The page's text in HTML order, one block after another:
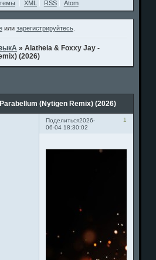
XML RSS Atom
или зарегистрируйтесь.
»Alatheia & Foxxy Jay -
(2026)
(Nytigen Remix) (2026)
Поделиться 1
2026-
06-04 18:30:02